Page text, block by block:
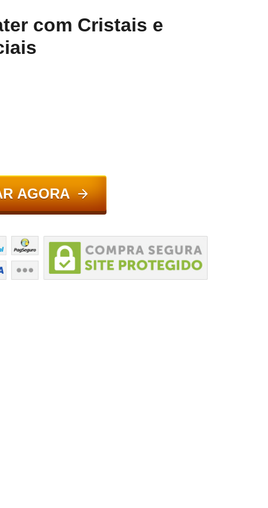
com Cristais e
AGORA